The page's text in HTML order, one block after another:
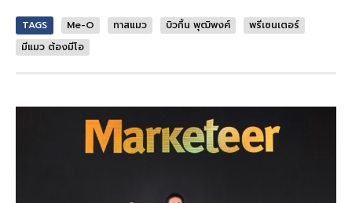
TAGS Me-O ทาสแมว บิวกิ้น พุฒิพงศ์
พรีเซนเตอร์
มีแมว ต้องมีโอ